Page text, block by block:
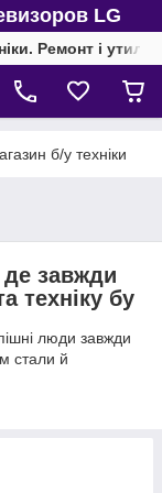
LG
Ремонт і
б/у техніки
де завжди
техніку бу
люди завжди
стали й
старі
Вашої